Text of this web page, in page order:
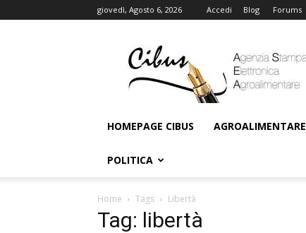
giovedì, Agosto 6, 2026 Accedi Blog Forums
Online
HOMEPAGE CIBUS AGROALIMENTARE
POLITICA
Home Tags Libertà
Tag: libertà